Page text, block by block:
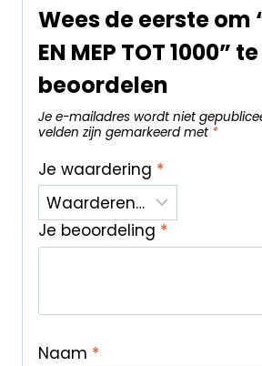
Wees de eerste om
EN MEP TOT 1000” te
beoordelen
Je e-mailadres wordt niet
velden zijn gemarkeerd met *
Je waardering *
Je beoordeling *
Naam *